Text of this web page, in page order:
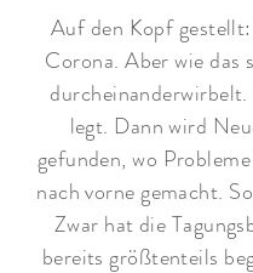
Auf den Kopf
Corona. Aber wie das
legt. Dann wird
gefunden, wo
nach vorne gemacht.
Zwar hat die
bereits größtenteils